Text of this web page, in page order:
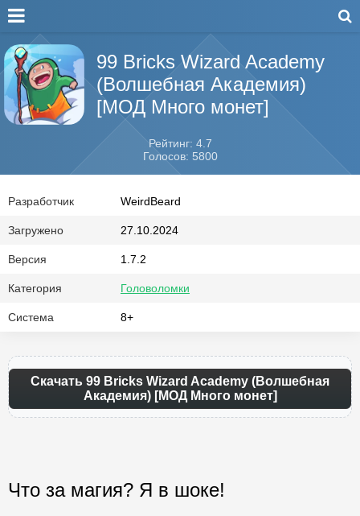
99 Bricks Wizard Academy
(Волшебная Академия)
[МОД Много монет]
Рейтинг: 4.7
Голосов: 5800
Разработчик WeirdBeard
Загружено 27.10.2024
Версия 1.7.2
Категория Головоломки
Система 8+
Скачать 99 Bricks Wizard Academy (Волшебная
Академия) [МОД Много монет]
Что за магия? Я в шоке!